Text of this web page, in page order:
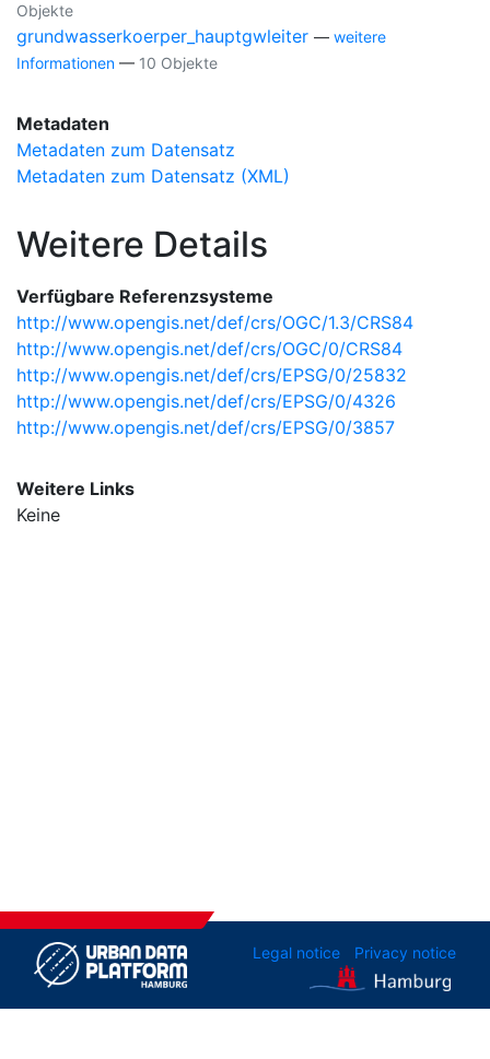
Objekte
grundwasserkoerper_hauptgwleiter — weitere
Informationen — 10 Objekte
Metadaten
Metadaten zum Datensatz
Metadaten zum Datensatz (XML)
Weitere Details
Verfügbare Referenzsysteme
http://www.opengis.net/def/crs/OGC/1.3/CRS84
http://www.opengis.net/def/crs/OGC/0/CRS84
http://www.opengis.net/def/crs/EPSG/0/25832
http://www.opengis.net/def/crs/EPSG/0/4326
http://www.opengis.net/def/crs/EPSG/0/3857
Weitere Links
Keine
Legal notice Privacy notice